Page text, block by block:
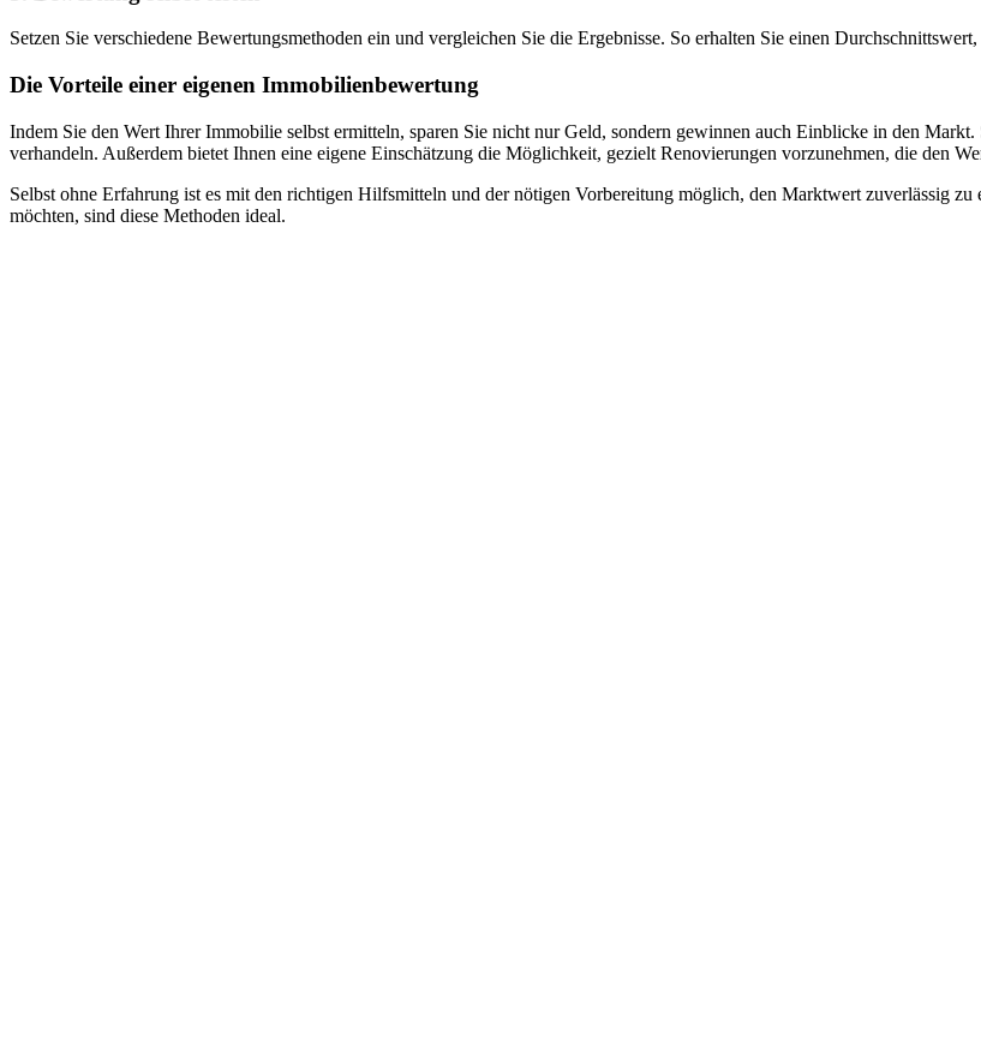
Setzen Sie verschiedene Bewertungsmethoden ein und vergleichen Sie die Ergebnisse. So erhalten Sie einen
Die Vorteile einer eigenen Immobilienbewertung
Indem Sie den Wert Ihrer Immobilie selbst ermitteln, sparen Sie nicht nur Geld, sondern gewinnen auch Einblicke in den
verhandeln. Außerdem bietet Ihnen eine eigene Einschätzung die Möglichkeit, gezielt Renovierungen vorzunehmen, die den
Selbst ohne Erfahrung ist es mit den richtigen Hilfsmitteln und der nötigen Vorbereitung möglich, den Marktwert zuverlässig
möchten, sind diese Methoden ideal.